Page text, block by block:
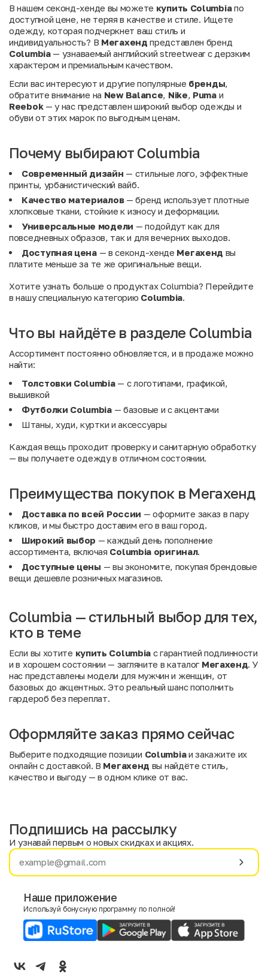
В нашем секонд-хенде вы можете купить Columbiaпо
доступной цене, не теряя в качестве и стиле. Ищете
одежду, которая подчеркнет ваш стиль и
индивидуальность? В Мегахенд представлен бренд
Columbia— узнаваемый английский streetwear с дерзким
характером и премиальным качеством.
Если вас интересуют и другие популярные бренды
обратите внимание на New Balance Nike Pumaи
Reebok— у нас представлен широкий выбор одежды и
обуви от этих марок по выгодным ценам.
Почему выбирают Columbia
Современный дизайн — стильные лого, эффектные
принты, урбанистический вайб.
Качество материалов— бренд использует плотные
хлопковые ткани, стойкие к износу и деформации.
Универсальные модели — подойдут как для
повседневных образов, так и для вечерних выходов.
Доступная цена— в секонд-хенде Мегахенд вы
платите меньше за те же оригинальные вещи.
Хотите узнать больше о продуктах Columbia? Перейдите
в нашу специальную категорию Columbia.
Что вы найдёте в разделе Columbia
Ассортимент постоянно обновляется, и в продаже можно
найти:
Толстовки Columbia— с логотипами, графикой,
вышивкой
Футболки Columbia— базовые и с акцентами
Штаны, худи, куртки и аксессуары
Каждая вещь проходит проверку и санитарную обработку
— вы получаете одежду в отличном состоянии.
Преимущества покупок в Мегахенд
Доставка по всей России — оформите заказ в пару
кликов, и мы быстро доставим его в ваш город.
Широкий выбор — каждый день пополнение
ассортимента, включая Columbia оригинал.
Доступные цены — вы экономите, покупая брендовые
вещи дешевле розничных магазинов.
Columbia — стильный выбор для тех,
кто в теме
Если вы хотите купить Columbia с гарантией подлинности
и в хорошем состоянии — загляните в каталог Мегахенд . У
нас представлены модели для мужчин и женщин, от
базовых до акцентных. Это реальный шанс пополнить
гардероб без переплат.
Оформляйте заказ прямо сейчас
Выберите подходящие позиции Columbiaи закажите их
онлайн с доставкой. В Мегахенд вы найдёте стиль,
качество и выгоду — в одном клике от вас.
Имя
E-mail
Подпишись на рассылку
И узнавай первым о новых скидках и акциях.
Наше приложение
Используй бонусную программу по полной!